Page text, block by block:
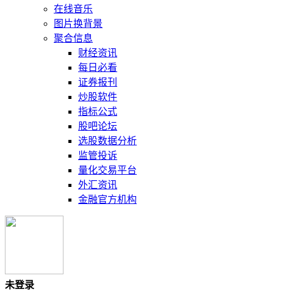
在线音乐
图片换背景
聚合信息
财经资讯
每日必看
证券报刊
炒股软件
指标公式
股吧论坛
选股数据分析
监管投诉
量化交易平台
外汇资讯
金融官方机构
未登录